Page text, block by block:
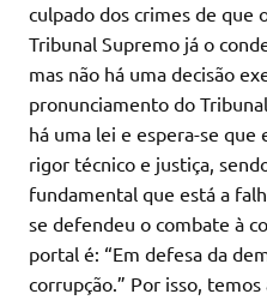
culpado dos crimes de que
Tribunal Supremo já o
mas não há uma decisão
pronunciamento do
há uma lei e espera-se que
rigor técnico e justiça,
fundamental que está a
se defendeu o combate à
portal é: “Em defesa da
corrupção.” Por isso,